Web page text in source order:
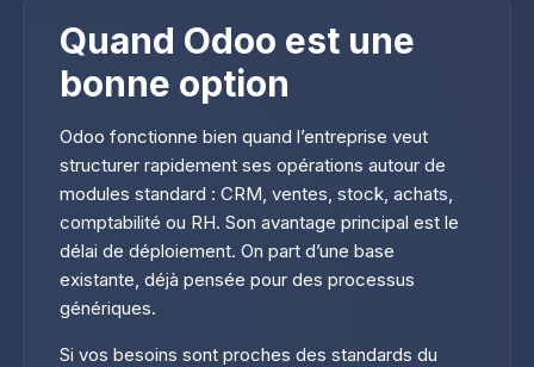
Quand Odoo est une
bonne option
Odoo fonctionne bien quand l’entreprise veut
structurer rapidement ses opérations autour de
modules standard : CRM, ventes, stock, achats,
comptabilité ou RH. Son avantage principal est le
délai de déploiement. On part d’une base
existante, déjà pensée pour des processus
génériques.
Si vos besoins sont proches des standards du